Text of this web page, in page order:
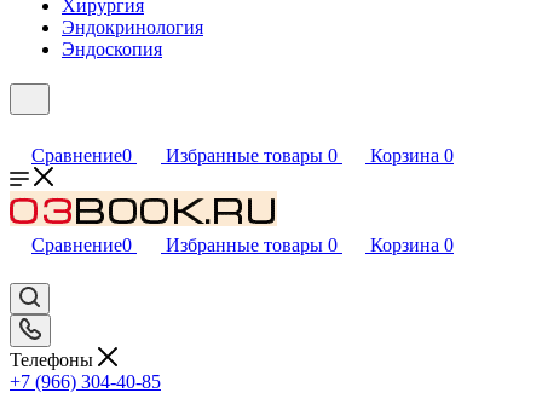
Хирургия
Эндокринология
Эндоскопия
Сравнение0 Избранные товары 0 Корзина 0
Сравнение0 Избранные товары 0 Корзина 0
Телефоны
+7 (966) 304-40-85